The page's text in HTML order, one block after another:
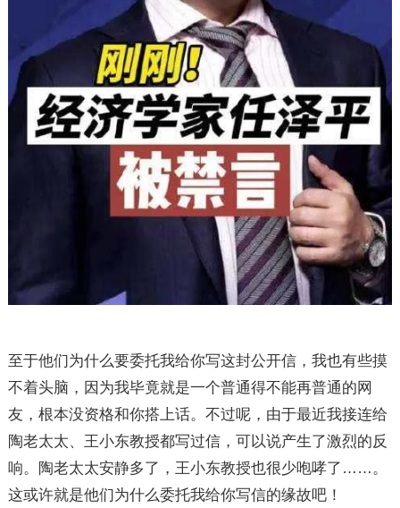
至于他们为什么要委托我给你写这封公开信，我也有些摸
不着头脑，因为我毕竟就是一个普通得不能再普通的网
友，根本没资格和你搭上话。不过呢，由于最近我接连给
陶老太太、王小东教授都写过信，可以说产生了激烈的反
响。陶老太太安静多了，王小东教授也很少咆哮了……。
这或许就是他们为什么委托我给你写信的缘故吧！